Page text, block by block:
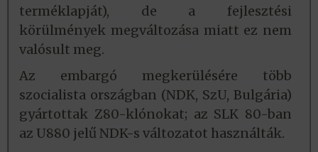
terméklapját), de a fejlesztési
körülmények megváltozása miatt ez nem
valósult meg.
Az embargó megkerülésére több
szocialista országban (NDK, SzU, Bulgária)
gyártottak Z80-klónokat; az SLK 80-ban
az U880 jelű NDK-s változatot használták.